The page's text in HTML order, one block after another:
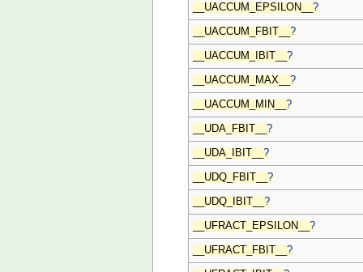
__UACCUM_EPSILON__?
__UACCUM_FBIT__?
__UACCUM_IBIT__?
__UACCUM_MAX__?
__UACCUM_MIN__?
__UDA_FBIT__?
__UDA_IBIT__?
__UDQ_FBIT__?
__UDQ_IBIT__?
__UFRACT_EPSILON__?
__UFRACT_FBIT__?